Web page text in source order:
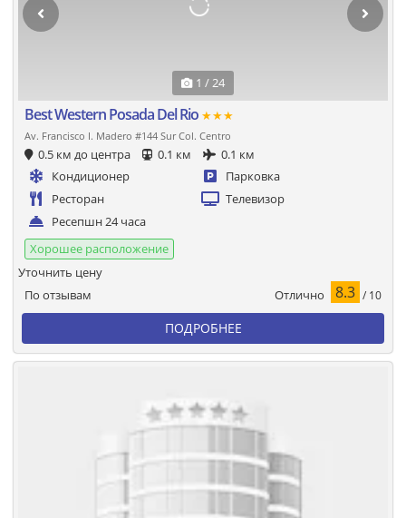
1 / 24
Best Western Posada Del Rio ★★★
Av. Francisco I. Madero #144 Sur Col. Centro
0.5 км до центра 0.1 км
0.1 км
Кондиционер
Парковка
Ресторан
Телевизор
Ресепшн 24 часа
Хорошее расположение
По отзывам Отлично 8.3 / 10
Уточнить цену
ПОДРОБНЕЕ